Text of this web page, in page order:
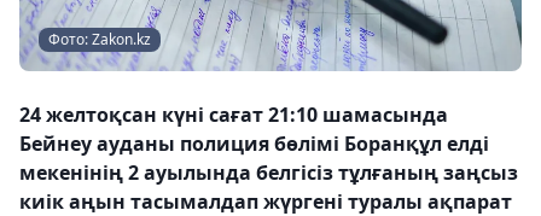
Фото: Zakon.kz
24 желтоқсан күні сағат 21:10 шамасында
Бейнеу ауданы полиция бөлімі Боранқұл елді
мекенінің 2 ауылында белгісіз тұлғаның заңсыз
киік аңын тасымалдап жүргені туралы ақпарат